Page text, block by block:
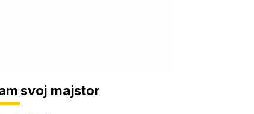
svoj majstor